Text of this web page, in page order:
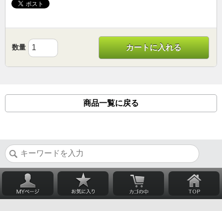
数量 カートに入れる
商品一覧に戻る